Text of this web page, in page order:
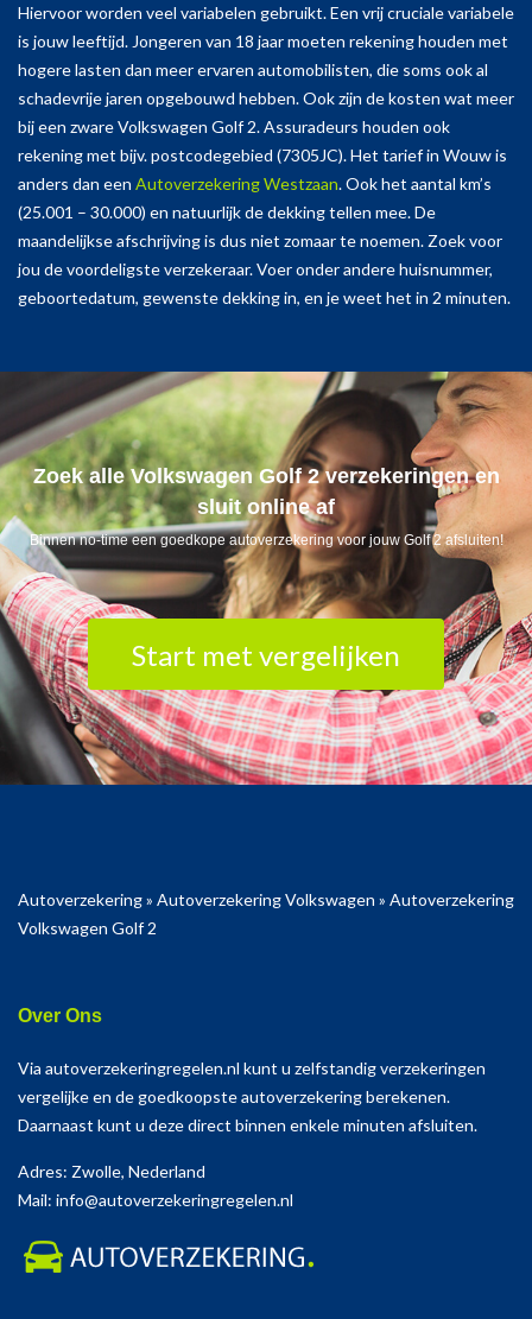
Hiervoor worden veel variabelen gebruikt. Een vrij cruciale variabele
is jouw leeftijd. Jongeren van 18 jaar moeten rekening houden met
hogere lasten dan meer ervaren automobilisten, die soms ook al
schadevrije jaren opgebouwd hebben. Ook zijn de kosten wat meer
bij een zware Volkswagen Golf 2. Assuradeurs houden ook
rekening met bijv. postcodegebied (7305JC). Het tarief in Wouw is
anders dan een Autoverzekering Westzaan. Ook het aantal km’s
(25.001 – 30.000) en natuurlijk de dekking tellen mee. De
maandelijkse afschrijving is dus niet zomaar te noemen. Zoek voor
jou de voordeligste verzekeraar. Voer onder andere huisnummer,
geboortedatum, gewenste dekking in, en je weet het in 2 minuten.
Zoek alle Volkswagen Golf 2 verzekeringen en
sluit online af
Binnen no-time een goedkope autoverzekering voor jouw Golf 2 afsluiten!
Start met vergelijken
Autoverzekering» Autoverzekering Volkswagen » Autoverzekering
Volkswagen Golf 2
Over Ons
Via autoverzekeringregelen.nl kunt u zelfstandig verzekeringen
vergelijke en de goedkoopste autoverzekering berekenen.
Daarnaast kunt u deze direct binnen enkele minuten afsluiten.
Adres: Zwolle, Nederland
Mail: info@autoverzekeringregelen.nl